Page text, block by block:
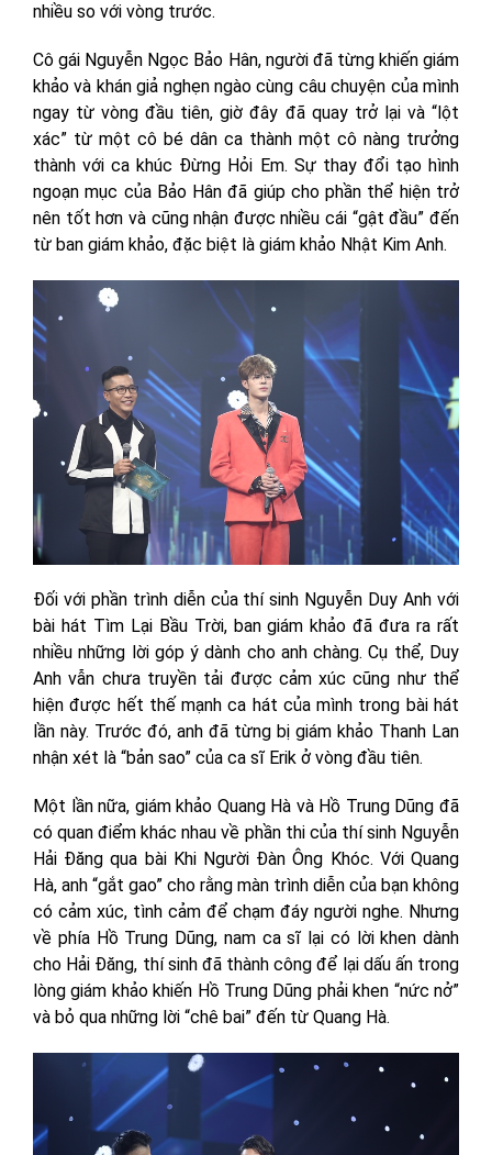
nhiều so với vòng trước.
Cô gái Nguyễn Ngọc Bảo Hân, người đã từng khiến giám
khảo và khán giả nghẹn ngào cùng câu chuyện của mình
ngay từ vòng đầu tiên, giờ đây đã quay trở lại và “lột
xác” từ một cô bé dân ca thành một cô nàng trưởng
thành với ca khúc Đừng Hỏi Em. Sự thay đổi tạo hình
ngoạn mục của Bảo Hân đã giúp cho phần thể hiện trở
nên tốt hơn và cũng nhận được nhiều cái “gật đầu” đến
từ ban giám khảo, đặc biệt là giám khảo Nhật Kim Anh.
Đối với phần trình diễn của thí sinh Nguyễn Duy Anh với
bài hát Tìm Lại Bầu Trời, ban giám khảo đã đưa ra rất
nhiều những lời góp ý dành cho anh chàng. Cụ thể, Duy
Anh vẫn chưa truyền tải được cảm xúc cũng như thể
hiện được hết thế mạnh ca hát của mình trong bài hát
lần này. Trước đó, anh đã từng bị giám khảo Thanh Lan
nhận xét là “bản sao” của ca sĩ Erik ở vòng đầu tiên.
Một lần nữa, giám khảo Quang Hà và Hồ Trung Dũng đã
có quan điểm khác nhau về phần thi của thí sinh Nguyễn
Hải Đăng qua bài Khi Người Đàn Ông Khóc. Với Quang
Hà, anh “gắt gao” cho rằng màn trình diễn của bạn không
có cảm xúc, tình cảm để chạm đáy người nghe. Nhưng
về phía Hồ Trung Dũng, nam ca sĩ lại có lời khen dành
cho Hải Đăng, thí sinh đã thành công để lại dấu ấn trong
lòng giám khảo khiến Hồ Trung Dũng phải khen “nức nở”
và bỏ qua những lời “chê bai” đến từ Quang Hà.